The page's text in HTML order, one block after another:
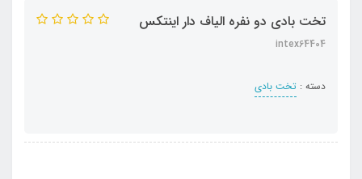
تخت بادی دو نفره الیاف دار اینتکس
intex64404
دسته : تخت بادی